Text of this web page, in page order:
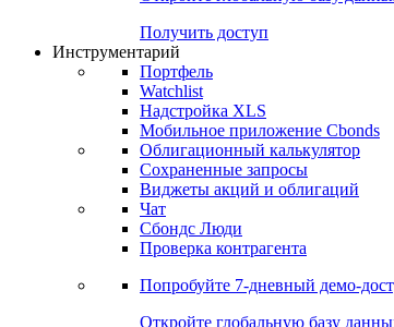
Попробуйте7-дневный
Откройте глобальную базу данных
Получить доступ
Инструментарий
Портфель
Watchlist
Надстройка XLS
Мобильное приложение Cbonds
Облигационный калькулятор
Сохраненные запросы
Виджеты акций и облигаций
Чат
Сбондс Люди
Проверка контрагента